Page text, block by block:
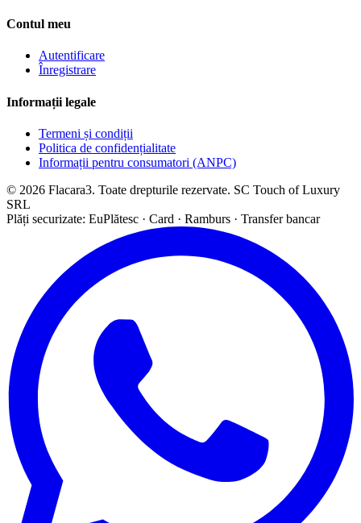
Contul meu
Autentificare
Înregistrare
Informații legale
Termeni și condiții
Politica de confidențialitate
Informații pentru consumatori (ANPC)
© 2026 Flacara3. Toate drepturile rezervate. SC Touch of Luxury
SRL
Plăți securizate: EuPlătesc · Card · Ramburs · Transfer bancar